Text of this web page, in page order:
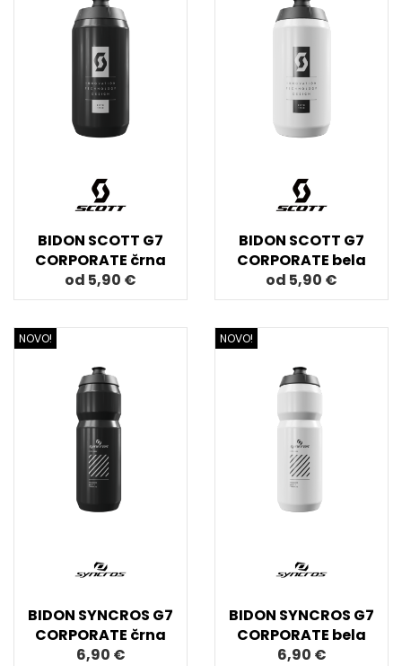
BIDON SCOTT G7
CORPORATE črna
od 5,90 €
BIDON SCOTT G7
CORPORATE bela
od 5,90 €
NOVO!
BIDON SYNCROS G7
CORPORATE črna
6,90 €
NOVO!
BIDON SYNCROS G7
CORPORATE bela
6,90 €